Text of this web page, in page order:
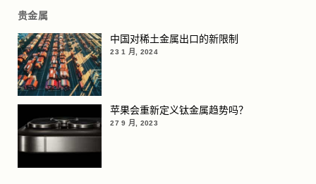
贵金属
中国对稀土金属出口的新限制
23 1 月, 2024
苹果会重新定义钛金属趋势吗？
27 9 月, 2023